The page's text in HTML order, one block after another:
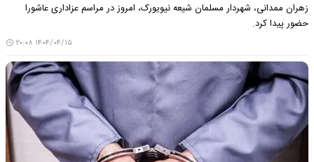
زهران ممدانی، شهردار مسلمان شیعه نیویورک، امروز در مراسم عزاداری عاشورا
حضور پیدا کرد.
۱۴۰۴/۰۴/۱۵ ۲۰:۰۸